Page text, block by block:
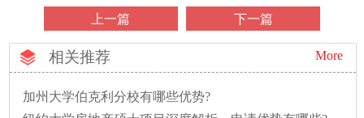
上一篇 下一篇
相关推荐 More
加州大学伯克利分校有哪些优势?